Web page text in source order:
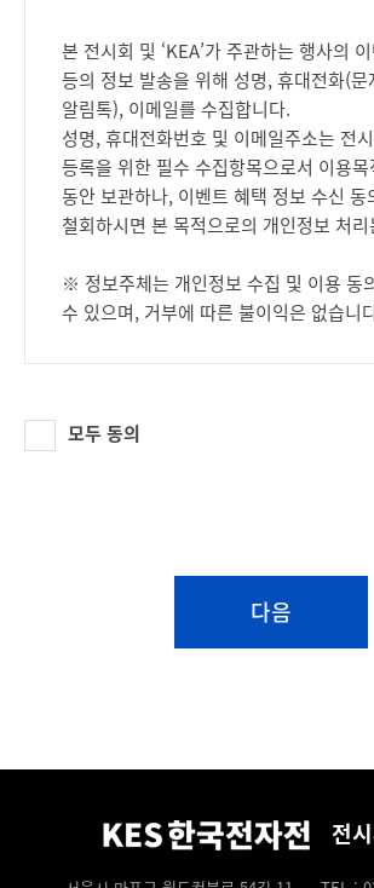
구매결정권한/참관목적/참관
관심전시회
선택항목방문 예정 기업 또는 관심기업
KEA는 회원에게 편리하고 다양한 서비스
위하여 회원으로부터 수집한 개인정보를
전자우편(이메일), SMS(문자), 카카오 알
방법으로 광고 또는 마케팅 활동을 수행할
촬영되며, 이는 전시회 홍보/마케팅 자료
개인정보를 수집하는 경우에는 반드시 사
이용자에게 해당 사실을 알리고 동의를 구
제공받은 경우
본 전시회 및 ‘KEA’가 주관하는 행사의
등의 정보 발송을 위해 성명, 휴대전화(문
알림톡), 이메일를 수집합니다.
성명, 휴대전화번호 및 이메일주소는 전
등록을 위한 필수 수집항목으로서 이용
동안 보관하나, 이벤트 혜택 정보 수신 동
철회하시면 본 목적으로의 개인정보 처
※ 정보주체는 개인정보 수집 및 이용 동
수 있으며, 거부에 따른 불이익은 없습니
모두 동의
다음
전